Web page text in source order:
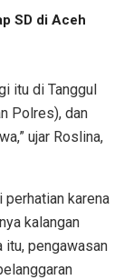
SD di Aceh
itu di Tanggul
Polres), dan
ujar Roslina,
karena
kalangan
itu, pengawasan